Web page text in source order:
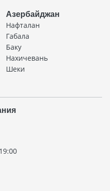
Азербайджан
Нафталан
Габала
Баку
Нахичевань
Шеки